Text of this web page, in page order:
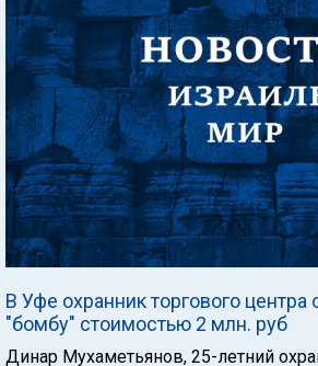
В Уфе охранник торгового центра
"бомбу" стоимостью 2 млн. руб
Динар Мухаметьянов, 25-летний